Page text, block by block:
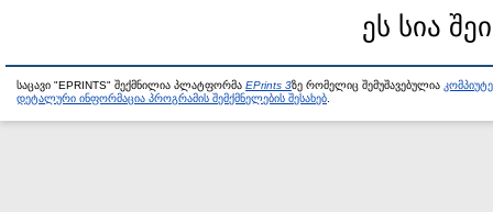
ეს სია
საცავი "EPRINTS" შექმნილია პლატფორმა EPrints 3ზე რომელიც შემუშავებულია
დეტალური ინფორმაცია პროგრამის შემქმნელების შესახებ